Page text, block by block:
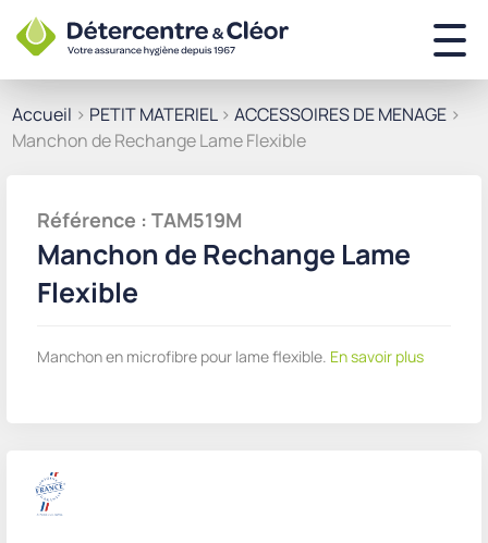
Accueil > PETIT MATERIEL> ACCESSOIRES DE MENAGE >
Manchon de Rechange Lame Flexible
Référence : TAM519M
Manchon de Rechange Lame
Flexible
Manchon en microfibre pour lame flexible. En savoir plus